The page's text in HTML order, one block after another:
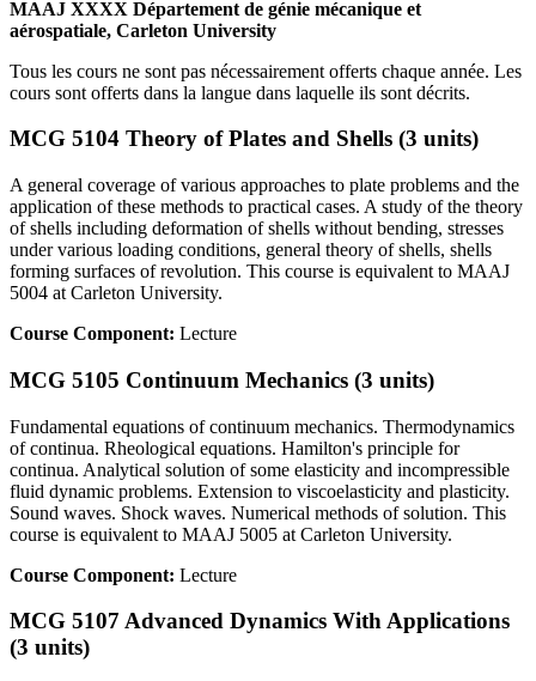
MAAJ XXXX Département de génie mécanique et
aérospatiale, Carleton University
Tous les cours ne sont pas nécessairement offerts chaque année. Les
cours sont offerts dans la langue dans laquelle ils sont décrits.
MCG 5104 Theory of Plates and Shells (3 units)
A general coverage of various approaches to plate problems and the
application of these methods to practical cases. A study of the theory
of shells including deformation of shells without bending, stresses
under various loading conditions, general theory of shells, shells
forming surfaces of revolution. This course is equivalent to MAAJ
5004 at Carleton University.
Course Component: Lecture
MCG 5105 Continuum Mechanics (3 units)
Fundamental equations of continuum mechanics. Thermodynamics
of continua. Rheological equations. Hamilton's principle for
continua. Analytical solution of some elasticity and incompressible
fluid dynamic problems. Extension to viscoelasticity and plasticity.
Sound waves. Shock waves. Numerical methods of solution. This
course is equivalent to MAAJ 5005 at Carleton University.
Course Component: Lecture
MCG 5107 Advanced Dynamics With Applications
(3 units)